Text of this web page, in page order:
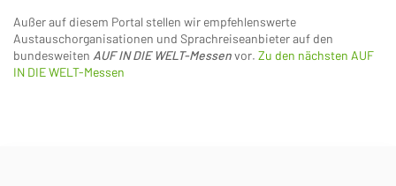
Außer auf diesem Portal stellen wir empfehlenswerte
Austauschorganisationen und Sprachreiseanbieter auf den
bundesweiten AUF IN DIE WELT-Messenvor. Zu den nächsten AUF
IN DIE WELT-Messen